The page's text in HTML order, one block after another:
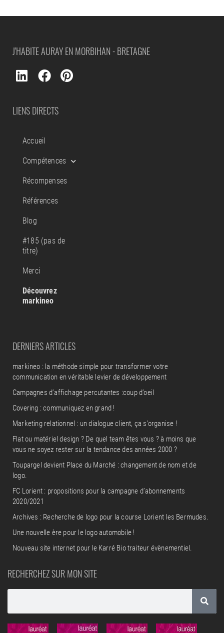
J'HABITE AURAY EN MORBIHAN - BRETAGNE
LIENS DIRECTS
Accueil
Compétences
Récompenses
Références
Blog
#185 (pas de
titre)
Merci
Découvrez
markineo
DERNIERS ARTICLES
markineo : la méthode simple pour transformer votre
communication en véritable levier de développement
Campagnes d’affichage percutantes :coup d’oeil
Covering : communiquez en grand !
Marketing relationnel : un dialogue client, ça s’organise !
Flat ou matériel design ? De quel team êtes vous ? à moins que
vous ne soyez rester sur la tendance des années 2000 ?
Toupargel devient Place du Marché : changement de nom et de
logo.
FC Lorient : propositions pour la campagne d’abonnements
2020/2021
Archives : Recherche de logo pour la course Lorient les Bermudes.
Une nouvelle ère pour le logo automobile !
Nouveau site internet pour le Karré Bio traiteur évènementiel.
RECHERCHEZ SUR MON SITE